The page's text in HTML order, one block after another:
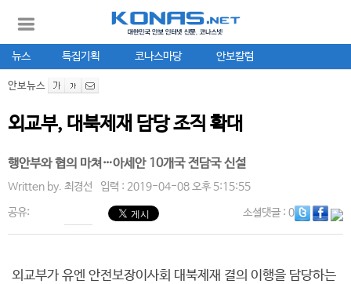
뉴스 특집기획 코나스마당 안보칼럼
안보뉴스
외교부, 대북제재 담당 조직 확대
행안부와 협의 마쳐…아세안 10개국 전담국 신설
Written by. 최경선 입력 : 2019-04-08 오후 5:15:55
공유: 소셜댓글: 0
외교부가 유엔 안전보장이사회 대북제재 결의 이행을 담당하는